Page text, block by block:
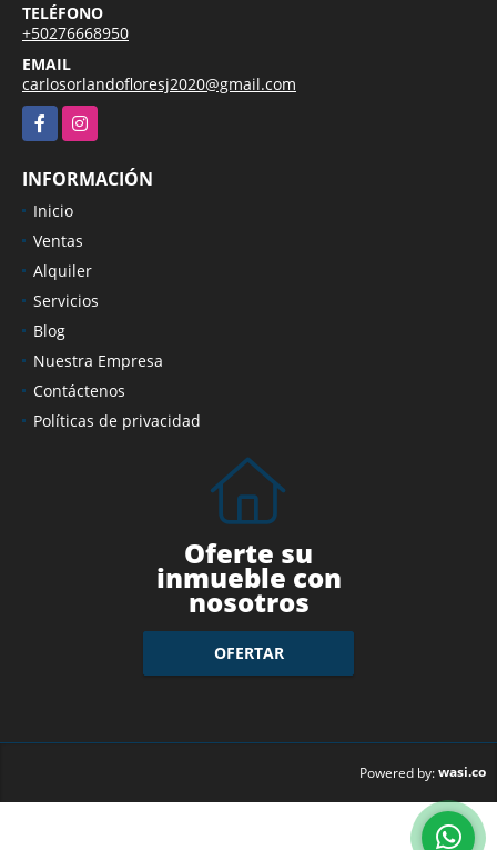
TELÉFONO
+50276668950
EMAIL
carlosorlandofloresj2020@gmail.com
FacebookInstagram
INFORMACIÓN
Inicio
Ventas
Alquiler
Servicios
Blog
Nuestra Empresa
Contáctenos
Políticas de privacidad
Oferte su
inmueble con
nosotros
OFERTAR
Powered by:wasi.co